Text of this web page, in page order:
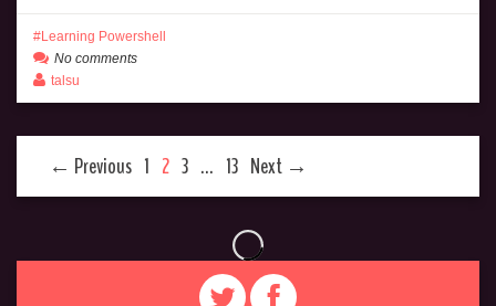
Learning Powershell
No comments
talsu
← Previous 1 2 3 … 13 Next →